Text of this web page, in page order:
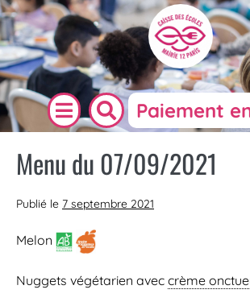
Paiement
Menu du 07/09/2021
Publié le 7 septembre 2021
Melon
Nuggets végétarien avec crème